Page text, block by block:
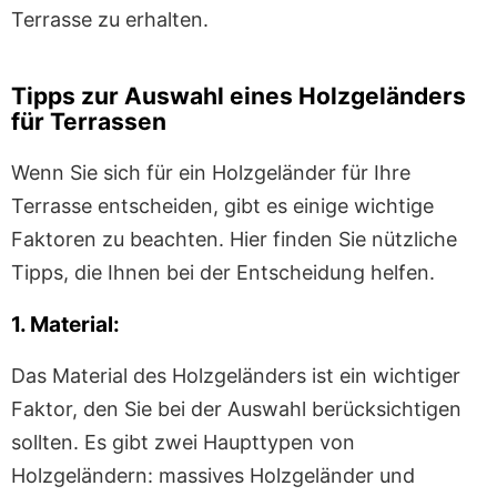
Terrasse zu erhalten.
Tipps zur Auswahl eines Holzgeländers
für Terrassen
Wenn Sie sich für ein Holzgeländer für Ihre
Terrasse entscheiden, gibt es einige wichtige
Faktoren zu beachten. Hier finden Sie nützliche
Tipps, die Ihnen bei der Entscheidung helfen.
1. Material:
Das Material des Holzgeländers ist ein wichtiger
Faktor, den Sie bei der Auswahl berücksichtigen
sollten. Es gibt zwei Haupttypen von
Holzgeländern: massives Holzgeländer und